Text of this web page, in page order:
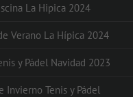
La Hipica 2024
Verano La Hípica 2024
y Pádel Navidad 2023
Invierno Tenis y Pádel